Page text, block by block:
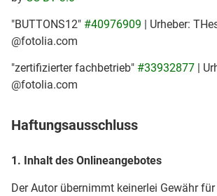
"BUTTONS12" #40976909 | Urheber:
@fotolia.com
"zertifizierter fachbetrieb" #33932877 |
@fotolia.com
Haftungsausschluss
1. Inhalt des Onlineangebotes
Der Autor übernimmt keinerlei Gewähr